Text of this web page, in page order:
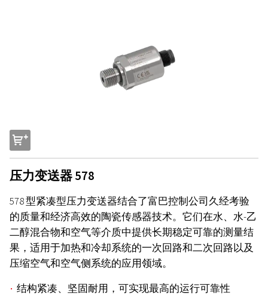
s
压力变送器 578
578 型紧凑型压力变送器结合了富巴控制公司久经考验
的质量和经济高效的陶瓷传感器技术。它们在水、水-乙
二醇混合物和空气等介质中提供长期稳定可靠的测量结
果，适用于加热和冷却系统的一次回路和二次回路以及
压缩空气和空气侧系统的应用领域。
结构紧凑、坚固耐用，可实现最高的运行可靠性